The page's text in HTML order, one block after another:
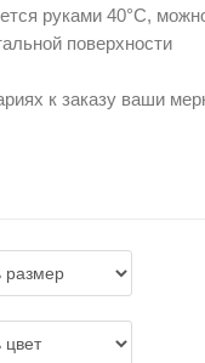
руками 40°C,
поверхности
к заказу ваши